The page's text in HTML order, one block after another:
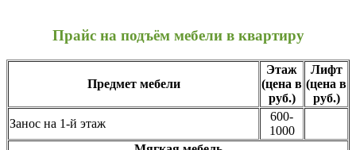
Прайс на подъём мебели в квартиру
Предмет мебели
Этаж
(цена в
руб.)
Лифт
(цена в
руб.)
Занос на 1-й этаж
600-
1000